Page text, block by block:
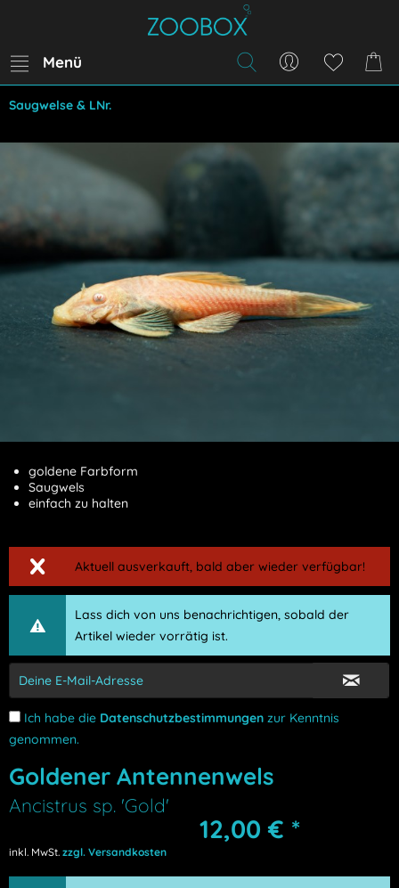
Menü
Saugwelse & LNr.
goldene Farbform
Saugwels
einfach zu halten
Aktuell ausverkauft, bald aber wieder verfügbar!
Lass dich von uns benachrichtigen, sobald der
Artikel wieder vorrätig ist.
Ich habe die Datenschutzbestimmungen zur Kenntnis
genommen.
Goldener Antennenwels
Ancistrus sp. 'Gold'
12,00 € *
inkl. MwSt. zzgl. Versandkosten